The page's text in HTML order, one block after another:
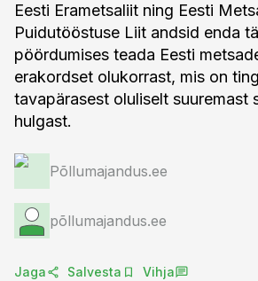
Eesti Erametsaliit ning Eesti
Puidutööstuse Liit andsid enda
pöördumises teada Eesti
erakordset olukorrast, mis on
tavapärasest oluliselt suuremast
hulgast.
Põllumajandus.ee
põllumajandus.ee
Jaga Salvesta Vihja